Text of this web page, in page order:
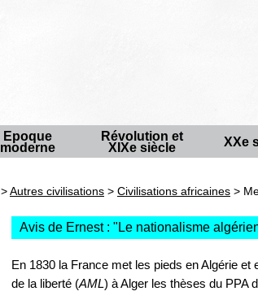
Epoque
moderne
Révolution et
XIXe siècle
XXe
>Autres civilisations > Civilisations africaines >
Avis de Ernest : " Le nationalisme
En 1830 la France met les pieds en Algérie
de la liberté (AML) à Alger les thèses du PPA